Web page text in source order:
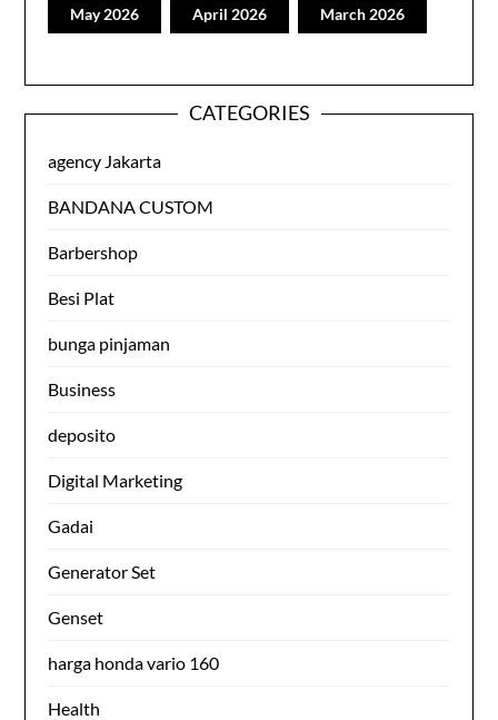
May 2026 April 2026 March 2026
CATEGORIES
agency Jakarta
BANDANA CUSTOM
Barbershop
Besi Plat
bunga pinjaman
Business
deposito
Digital Marketing
Gadai
Generator Set
Genset
harga honda vario 160
Health